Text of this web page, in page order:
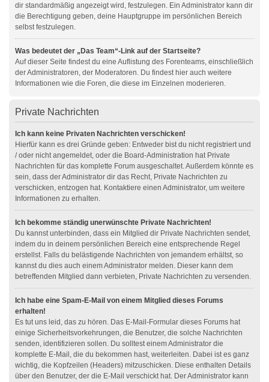
dir standardmäßig angezeigt wird, festzulegen. Ein Administrator kann dir
die Berechtigung geben, deine Hauptgruppe im persönlichen Bereich
selbst festzulegen.
Was bedeutet der „Das Team“-Link auf der Startseite?
Auf dieser Seite findest du eine Auflistung des Forenteams, einschließlich
der Administratoren, der Moderatoren. Du findest hier auch weitere
Informationen wie die Foren, die diese im Einzelnen moderieren.
Private Nachrichten
Ich kann keine Privaten Nachrichten verschicken!
Hierfür kann es drei Gründe geben: Entweder bist du nicht registriert und
/ oder nicht angemeldet, oder die Board-Administration hat Private
Nachrichten für das komplette Forum ausgeschaltet. Außerdem könnte es
sein, dass der Administrator dir das Recht, Private Nachrichten zu
verschicken, entzogen hat. Kontaktiere einen Administrator, um weitere
Informationen zu erhalten.
Ich bekomme ständig unerwünschte Private Nachrichten!
Du kannst unterbinden, dass ein Mitglied dir Private Nachrichten sendet,
indem du in deinem persönlichen Bereich eine entsprechende Regel
erstellst. Falls du belästigende Nachrichten von jemandem erhältst, so
kannst du dies auch einem Administrator melden. Dieser kann dem
betreffenden Mitglied dann verbieten, Private Nachrichten zu versenden.
Ich habe eine Spam-E-Mail von einem Mitglied dieses Forums
erhalten!
Es tut uns leid, das zu hören. Das E-Mail-Formular dieses Forums hat
einige Sicherheitsvorkehrungen, die Benutzer, die solche Nachrichten
senden, identifizieren sollen. Du solltest einem Administrator die
komplette E-Mail, die du bekommen hast, weiterleiten. Dabei ist es ganz
wichtig, die Kopfzeilen (Headers) mitzuschicken. Diese enthalten Details
über den Benutzer, der die E-Mail verschickt hat. Der Administrator kann